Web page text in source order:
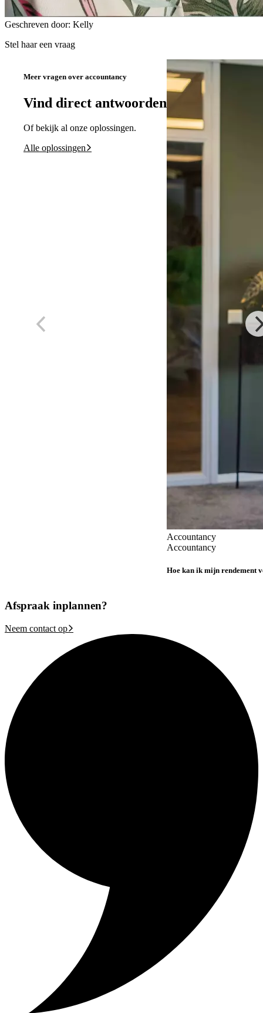
Geschreven door: Kelly
Stel haar een vraag
Meer vragen over accountancy
Vind direct antwoorden
Of bekijk al onze oplossingen.
Alle oplossingen
Accountancy
Accountancy
Hoe kan ik mijn rendement
Afspraak inplannen?
Neem contact op